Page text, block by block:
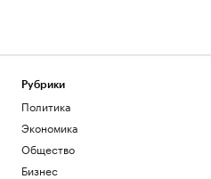
Рубрики
Политика
Экономика
Общество
Бизнес